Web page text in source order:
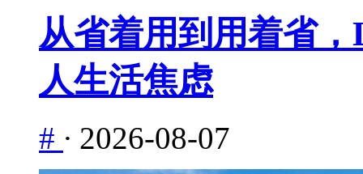
从省着用到用着省
人生活焦虑
# · 2026-08-07